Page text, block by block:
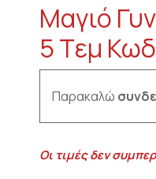
Μαγιό
5 Tεμ
Παρακαλώ
Οι τιμές δεν